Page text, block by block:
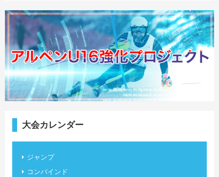
大会カレンダー
ジャンプ
コンバインド